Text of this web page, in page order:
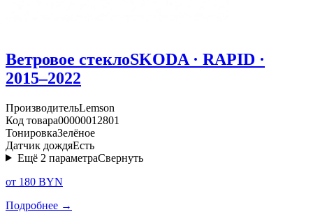
Ветровое стеклоSKODA · RAPID ·
2015–2022
ПроизводительLemson
Код товара00000012801
ТонировкаЗелёное
Датчик дождяЕсть
Ещё 2 параметраСвернуть
от 180 BYN
Подробнее →